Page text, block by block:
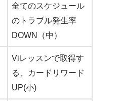
全てのスケジュール
のトラブル発生率
DOWN（中）
Viレッスンで取得す
る、カードリワード
UP(小)